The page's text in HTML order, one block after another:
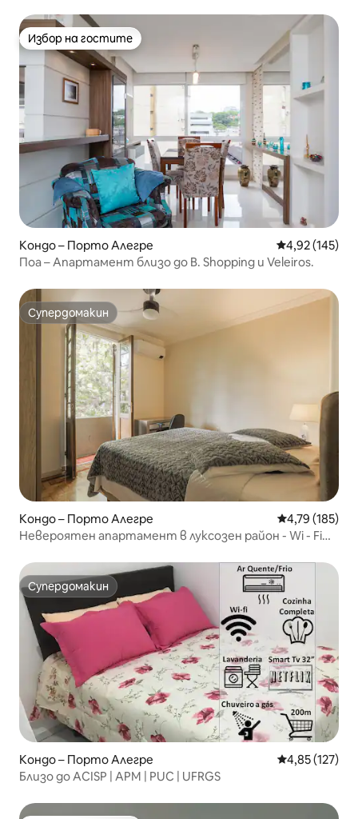
Избор на гостите
Избор на гостите
Кондо – Порто Алегре Средна
4,92 (145)
Поа – Апартамент близо до B. Shopping и Veleiros.
Супердомакин
Супердомакин
Кондо – Порто Алегре Средна
4,79 (185)
Невероятен апартамент в луксозен район - Wi - Fi
Супердомакин
Супердомакин
Кондо – Порто Алегре Средна
4,85 (127)
Близо до ACISP | APM | PUC | UFRGS